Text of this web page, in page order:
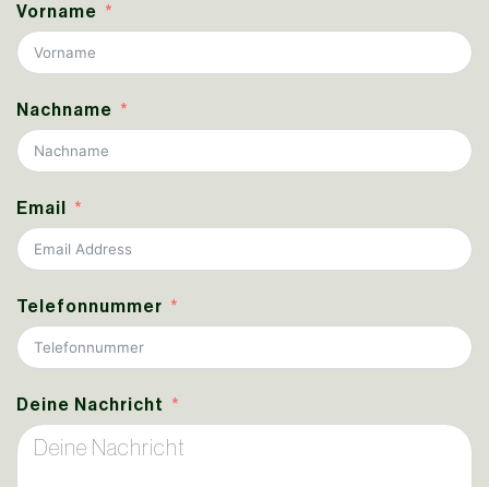
Vorname
Nachname
Email
Telefonnummer
Deine Nachricht